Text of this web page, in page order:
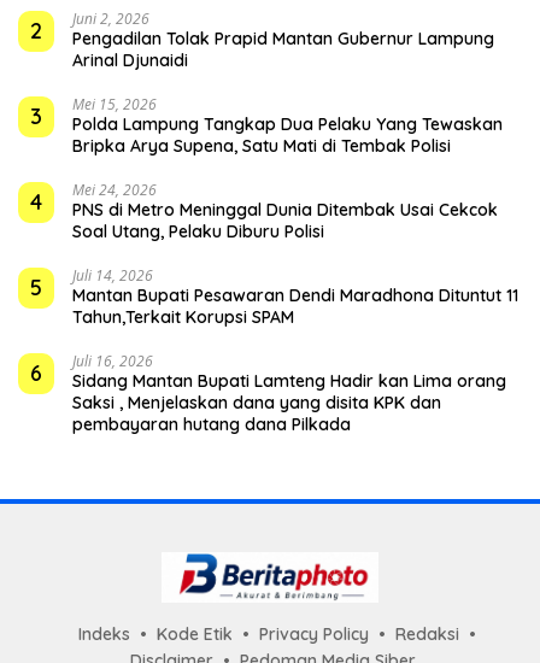
2 Juni 2, 2026
Pengadilan Tolak Prapid Mantan Gubernur Lampung
Arinal Djunaidi
3 Mei 15, 2026
Polda Lampung Tangkap Dua Pelaku Yang Tewaskan
Bripka Arya Supena, Satu Mati di Tembak Polisi
4 Mei 24, 2026
PNS di Metro Meninggal Dunia Ditembak Usai Cekcok
Soal Utang, Pelaku Diburu Polisi
5 Juli 14, 2026
Mantan Bupati Pesawaran Dendi Maradhona Dituntut 11
Tahun,Terkait Korupsi SPAM
6 Juli 16, 2026
Sidang Mantan Bupati Lamteng Hadir kan Lima orang
Saksi , Menjelaskan dana yang disita KPK dan
pembayaran hutang dana Pilkada
Indeks Kode Etik Privacy Policy
Redaksi